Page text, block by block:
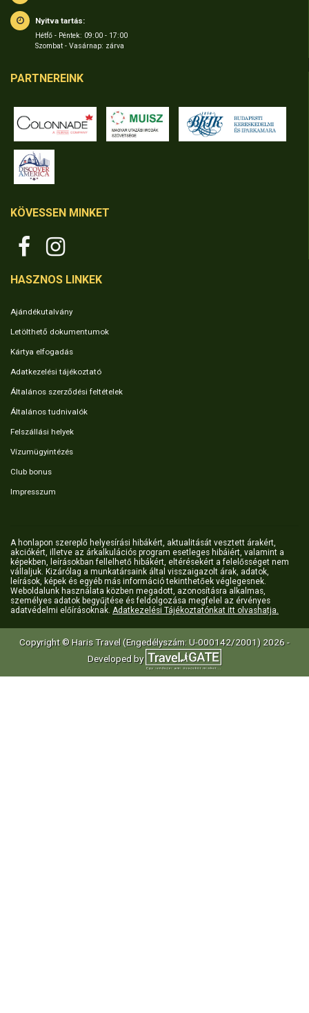
Nyitva tartás:
Hétfő - Péntek: 09:00 - 17:00
Szombat - Vasárnap: zárva
PARTNEREINK
KÖVESSEN MINKET
HASZNOS LINKEK
Ajándékutalvány
Letölthető dokumentumok
Kártya elfogadás
Adatkezelési tájékoztató
Általános szerződési feltételek
Általános tudnivalók
Felszállási helyek
Vízumügyintézés
Club bonus
Impresszum
A honlapon szereplő helyesírási hibákért, aktualitását vesztett árakért,
akciókért, illetve az árkalkulációs program esetleges hibáiért, valamint a
képekben, leírásokban fellelhető hibákért, eltérésekért a felelősséget nem
vállaljuk. Kizárólag a munkatársaink által visszaigazolt árak, adatok,
leírások, képek és egyéb más információ tekinthetőek véglegesnek.
Weboldalunk használata közben megadott, azonosításra alkalmas,
személyes adatok begyűjtése és feldolgozása megfelel az érvényes
adatvédelmi előírásoknak. Adatkezelési Tájékoztatónkat itt olvashatja.
Copyright © Haris Travel (Engedélyszám: U-000142/2001) 2026 -
Developed by